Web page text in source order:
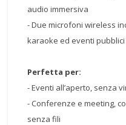
audio immersiva
- Due microfoni wireless
karaoke ed eventi pubblici
Perfetta per:
- Eventi all’aperto, senza
- Conferenze e meeting,
senza fili